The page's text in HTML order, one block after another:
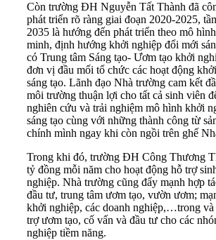
Còn trường ĐH Nguyễn Tất Thành đã
phát triển rõ ràng giai đoạn 2020-2025,
2035 là hướng đến phát triển theo mô
minh, định hướng khởi nghiệp đổi mới
có Trung tâm Sáng tạo- Ươm tạo khởi
đơn vị đầu mối tổ chức các hoạt động
sáng tạo. Lãnh đạo Nhà trường cam kết
môi trường thuận lợi cho tất cả sinh viên
nghiên cứu và trải nghiệm mô hình khởi
sáng tạo cùng với những thành công từ
chính mình ngay khi còn ngồi trên ghế
Trong khi đó, trường ĐH Công Thương
tỷ đồng mỗi năm cho hoạt động hỗ trợ
nghiệp. Nhà trường cũng đẩy mạnh hợp
đầu tư, trung tâm ươm tạo, vườn ươm;
khởi nghiệp, các doanh nghiệp,…trong
trợ ươm tạo, cố vấn và đầu tư cho các
nghiệp tiềm năng.